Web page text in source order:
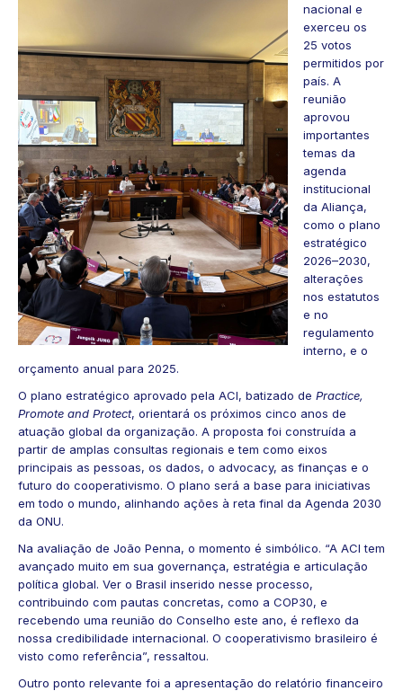
nacional e
exerceu os
25 votos
permitidos por
país. A
reunião
aprovou
importantes
temas da
agenda
institucional
da Aliança,
como o plano
estratégico
2026–2030,
alterações
nos estatutos
e no
regulamento
interno, e o
orçamento anual para 2025.
O plano estratégico aprovado pela ACI, batizado de Practice,
Promote and Protect, orientará os próximos cinco anos de
atuação global da organização. A proposta foi construída a
partir de amplas consultas regionais e tem como eixos
principais as pessoas, os dados, o advocacy, as finanças e o
futuro do cooperativismo. O plano será a base para iniciativas
em todo o mundo, alinhando ações à reta final da Agenda 2030
da ONU.
Na avaliação de João Penna, o momento é simbólico. “A ACI tem
avançado muito em sua governança, estratégia e articulação
política global. Ver o Brasil inserido nesse processo,
contribuindo com pautas concretas, como a COP30, e
recebendo uma reunião do Conselho este ano, é reflexo da
nossa credibilidade internacional. O cooperativismo brasileiro é
visto como referência”, ressaltou.
Outro ponto relevante foi a apresentação do relatório financeiro